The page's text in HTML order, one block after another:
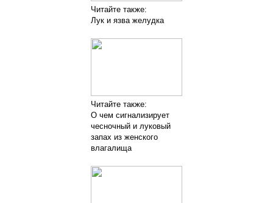
Читайте также:
Лук и язва желудка
Читайте также:
О чем сигнализирует
чесночный и луковый
запах из женского
влагалища